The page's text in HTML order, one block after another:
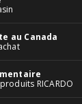
au Canada
RICARDO